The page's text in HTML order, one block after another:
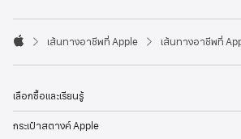
o
t
r

p
l
เส้นทางอาชีพที่ Apple เส้นทางอาชีพที่
เลือกซื้อและเรียนรู้
กระเป๋าสตางค์ Apple